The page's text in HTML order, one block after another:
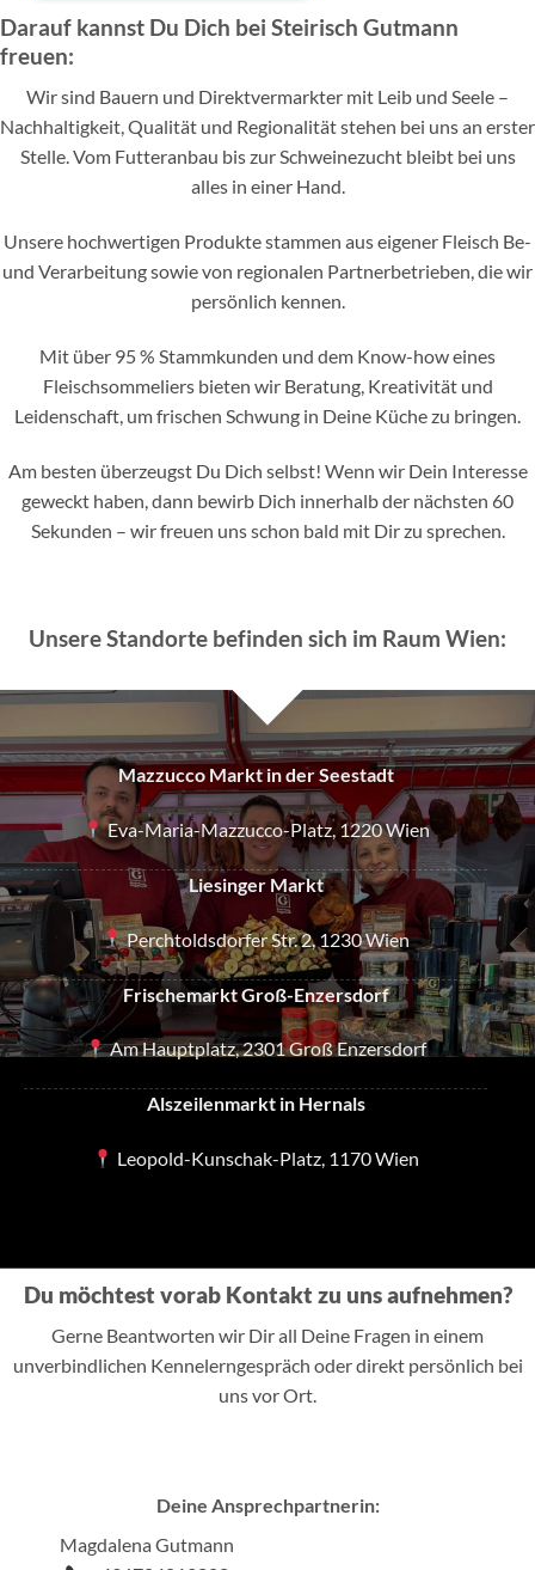
Darauf kannst Du Dich bei Steirisch Gutmann
freuen:
Wir sind Bauern und Direktvermarkter mit Leib und Seele –
Nachhaltigkeit, Qualität und Regionalität stehen bei uns an erster
Stelle. Vom Futteranbau bis zur Schweinezucht bleibt bei uns
alles in einer Hand.
Unsere hochwertigen Produkte stammen aus eigener Fleisch Be-
und Verarbeitung sowie von regionalen Partnerbetrieben, die wir
persönlich kennen.
Mit über 95 % Stammkunden und dem Know-how eines
Fleischsommeliers bieten wir Beratung, Kreativität und
Leidenschaft, um frischen Schwung in Deine Küche zu bringen.
Am besten überzeugst Du Dich selbst! Wenn wir Dein Interesse
geweckt haben, dann bewirb Dich innerhalb der nächsten 60
Sekunden – wir freuen uns schon bald mit Dir zu sprechen.
Unsere Standorte befinden sich im Raum Wien:
Mazzucco Markt in der Seestadt
Eva-Maria-Mazzucco-Platz, 1220 Wien
Liesinger Markt
Perchtoldsdorfer Str. 2, 1230 Wien
Frischemarkt Groß-Enzersdorf
Am Hauptplatz, 2301 Groß Enzersdorf
Alszeilenmarkt in Hernals
Leopold-Kunschak-Platz, 1170 Wien
Du möchtest vorab Kontakt zu uns aufnehmen?
Gerne Beantworten wir Dir all Deine Fragen in einem
unverbindlichen Kennelerngespräch oder direkt persönlich bei
uns vor Ort.
Deine Ansprechpartnerin:
Magdalena Gutmann